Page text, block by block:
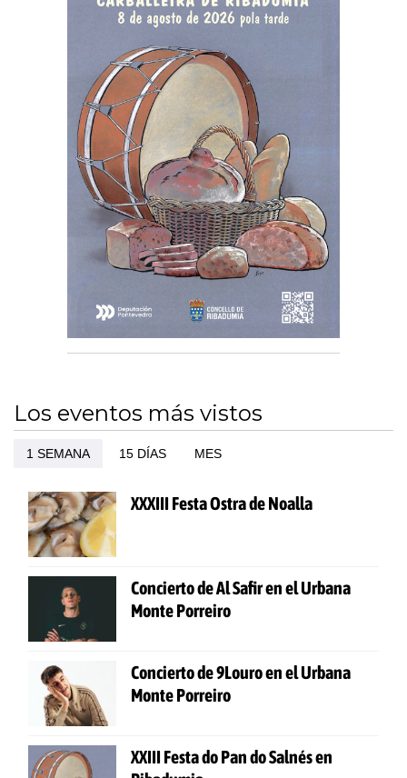
Los eventos más vistos
1 SEMANA 15 DÍAS MES
XXXIII Festa Ostra de Noalla
Concierto de Al Safir en el Urbana
Monte Porreiro
Concierto de 9Louro en el Urbana
Monte Porreiro
XXIII Festa do Pan do Salnés en